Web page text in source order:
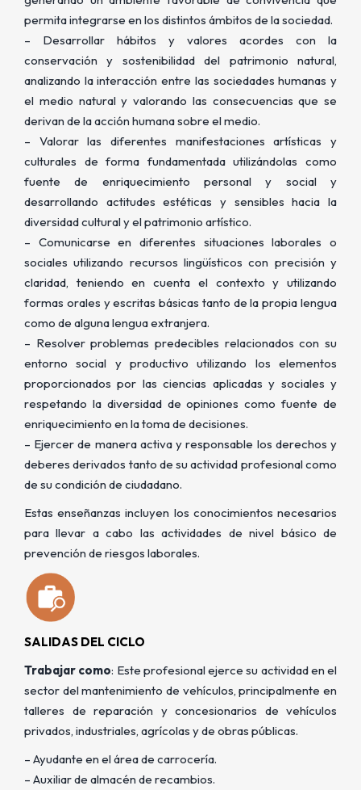
permita integrarse en los distintos ámbitos de la sociedad.
– Desarrollar hábitos y valores acordes con la
conservación y sostenibilidad del patrimonio natural,
analizando la interacción entre las sociedades humanas y
el medio natural y valorando las consecuencias que se
derivan de la acción humana sobre el medio.
– Valorar las diferentes manifestaciones artísticas y
culturales de forma fundamentada utilizándolas como
fuente de enriquecimiento personal y social y
desarrollando actitudes estéticas y sensibles hacia la
diversidad cultural y el patrimonio artístico.
– Comunicarse en diferentes situaciones laborales o
sociales utilizando recursos lingüísticos con precisión y
claridad, teniendo en cuenta el contexto y utilizando
formas orales y escritas básicas tanto de la propia lengua
como de alguna lengua extranjera.
– Resolver problemas predecibles relacionados con su
entorno social y productivo utilizando los elementos
proporcionados por las ciencias aplicadas y sociales y
respetando la diversidad de opiniones como fuente de
enriquecimiento en la toma de decisiones.
– Ejercer de manera activa y responsable los derechos y
deberes derivados tanto de su actividad profesional como
de su condición de ciudadano.
Estas enseñanzas incluyen los conocimientos necesarios
para llevar a cabo las actividades de nivel básico de
prevención de riesgos laborales.
SALIDAS DEL CICLO
Trabajar como: Este profesional ejerce su actividad en el
sector del mantenimiento de vehículos, principalmente en
talleres de reparación y concesionarios de vehículos
privados, industriales, agrícolas y de obras públicas.
– Ayudante en el área de carrocería.
– Auxiliar de almacén de recambios.